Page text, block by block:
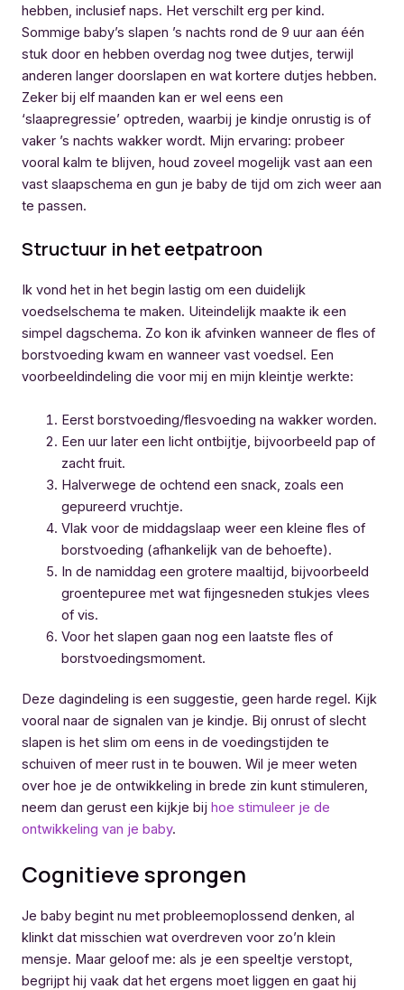
hebben, inclusief naps. Het verschilt erg per kind.
Sommige baby’s slapen ’s nachts rond de 9 uur aan één
stuk door en hebben overdag nog twee dutjes, terwijl
anderen langer doorslapen en wat kortere dutjes hebben.
Zeker bij elf maanden kan er wel eens een
‘slaapregressie’ optreden, waarbij je kindje onrustig is of
vaker ’s nachts wakker wordt. Mijn ervaring: probeer
vooral kalm te blijven, houd zoveel mogelijk vast aan een
vast slaapschema en gun je baby de tijd om zich weer aan
te passen.
Structuur in het eetpatroon
Ik vond het in het begin lastig om een duidelijk
voedselschema te maken. Uiteindelijk maakte ik een
simpel dagschema. Zo kon ik afvinken wanneer de fles of
borstvoeding kwam en wanneer vast voedsel. Een
voorbeeldindeling die voor mij en mijn kleintje werkte:
Eerst borstvoeding/flesvoeding na wakker worden.
Een uur later een licht ontbijtje, bijvoorbeeld pap of
zacht fruit.
Halverwege de ochtend een snack, zoals een
gepureerd vruchtje.
Vlak voor de middagslaap weer een kleine fles of
borstvoeding (afhankelijk van de behoefte).
In de namiddag een grotere maaltijd, bijvoorbeeld
groentepuree met wat fijngesneden stukjes vlees
of vis.
Voor het slapen gaan nog een laatste fles of
borstvoedingsmoment.
Deze dagindeling is een suggestie, geen harde regel. Kijk
vooral naar de signalen van je kindje. Bij onrust of slecht
slapen is het slim om eens in de voedingstijden te
schuiven of meer rust in te bouwen. Wil je meer weten
over hoe je de ontwikkeling in brede zin kunt stimuleren,
neem dan gerust een kijkje bij hoe stimuleer je de
ontwikkeling van je baby.
Cognitieve sprongen
Je baby begint nu met probleemoplossend denken, al
klinkt dat misschien wat overdreven voor zo’n klein
mensje. Maar geloof me: als je een speeltje verstopt,
begrijpt hij vaak dat het ergens moet liggen en gaat hij